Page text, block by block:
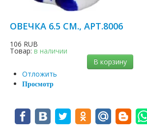
ОВЕЧКА 6.5 СМ., АРТ.8006
106 RUB
Товар: в наличии
В корзину
Отложить
Просмотр